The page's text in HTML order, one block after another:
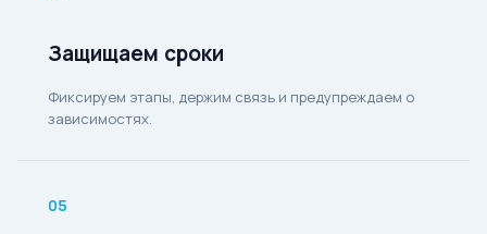
Защищаем сроки
Фиксируем этапы, держим связь и предупреждаем о
зависимостях.
05